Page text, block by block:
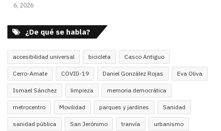
6, 2026
¿De qué se habla?
accesibilidad universal bicicleta Casco Antiguo
Cerro-Amate COVID-19 Daniel González Rojas Eva Oliva
Ismael Sánchez limpieza memoria democrática
metrocentro Movilidad parques y jardines Sanidad
sanidad pública San Jerónimo tranvía urbanismo